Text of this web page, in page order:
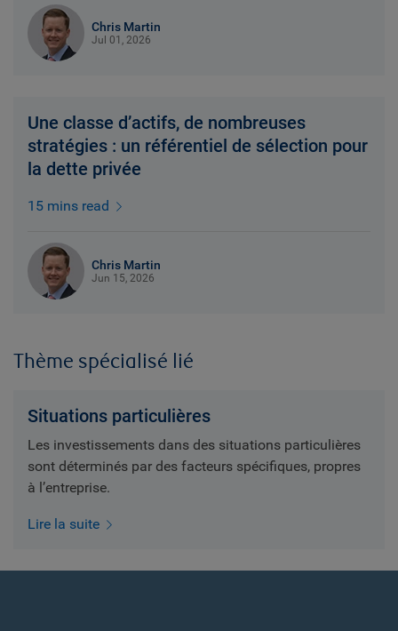
Chris Martin
Jul 01, 2026
Une classe d’actifs, de nombreuses
stratégies : un référentiel de sélection pour
la dette privée
15 mins read
Chris Martin
Jun 15, 2026
Thème spécialisé lié
Situations particulières
Les investissements dans des situations particulières
sont déterminés par des facteurs spécifiques, propres
à l’entreprise.
Lire la suite